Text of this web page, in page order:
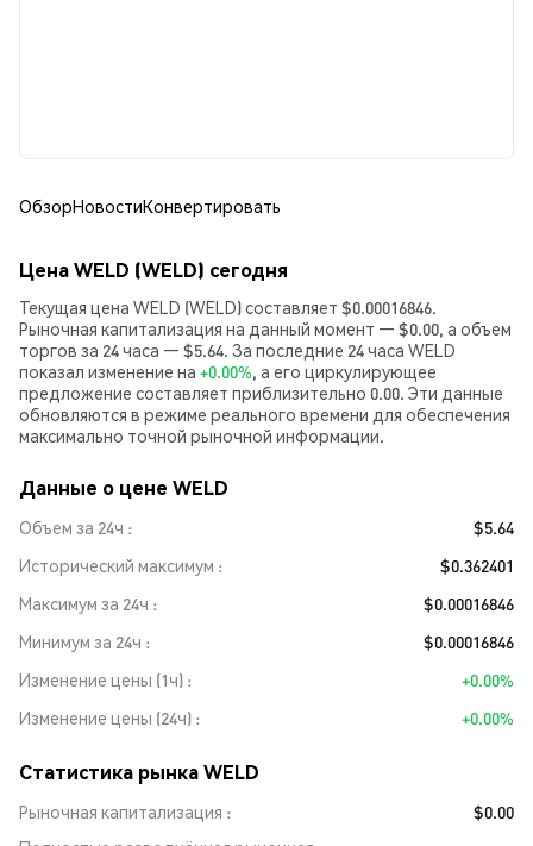
ОбзорНовостиКонвертировать
Цена WELD (WELD) сегодня
Текущая цена WELD (WELD) составляет $0.00016846.
Рыночная капитализация на данный момент — $0.00, а объем
торгов за 24 часа — $5.64. За последние 24 часа WELD
показал изменение на +0.00%, а его циркулирующее
предложение составляет приблизительно 0.00. Эти данные
обновляются в режиме реального времени для обеспечения
максимально точной рыночной информации.
Данные о цене WELD
Объем за 24ч
$5.64
Исторический максимум
$0.362401
Максимум за 24ч
$0.00016846
Минимум за 24ч
$0.00016846
Изменение цены (1ч)
+0.00%
Изменение цены (24ч)
+0.00%
Статистика рынка WELD
Рыночная капитализация
$0.00